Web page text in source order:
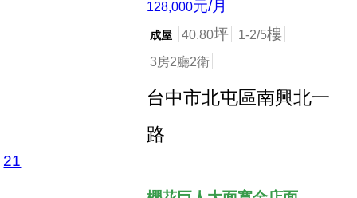
128,000元/月
成屋 40.80坪 1-2/5樓
3房2廳2衛
台中市北屯區南興北一
路
店長推薦
21